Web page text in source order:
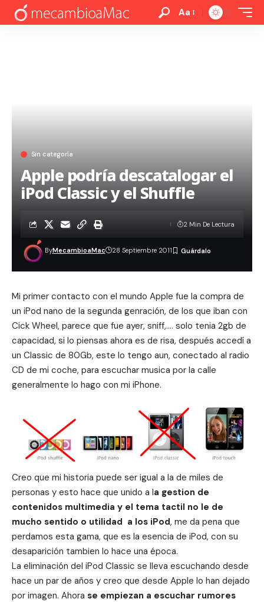
Aa
Sin categoría
Apple podría descatalogar el
iPod Classic y el Shuffle
ByMecambioaMac 28 Septiembre 2011
2 Min De Lectura
Mi primer contacto con el mundo Apple fue la compra de
un iPod nano de la segunda genración, de los que iban con
Cick Wheel, parece que fue ayer, sniff,…. solo tenia 2gb de
capacidad, si lo piensas ahora es de risa, después accedí a
un Classic de 80Gb, este lo tengo aun, conectado al radio
CD de mi coche, para escuchar musica por la calle
generalmente lo hago con mi iPhone.
Creo que mi historia puede ser igual a la de miles de
personas y esto hace que unido a la gestion de
contenidos multimedia y el tema tactil no le de
mucho sentido o utilidad a los iPod, me da pena que
perdamos esta gama, que es la esencia de iPod, con su
desaparición tambien lo hace una época.
La eliminación del iPod Classic se lleva escuchando desde
hace un par de años y creo que desde Apple lo han dejado
por imagen. Ahora se empiezan a escuchar rumores